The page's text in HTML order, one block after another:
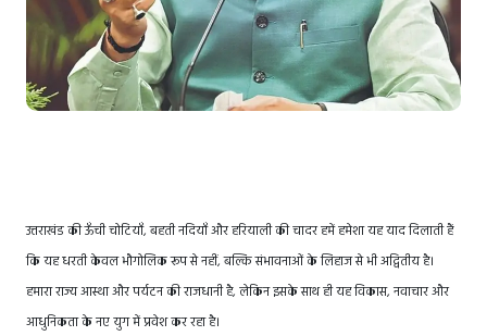
उत्तराखंड की ऊँची चोटियाँ, बहती नदियाँ और हरियाली की चादर हमें हमेशा यह याद दिलाती हैं
कि यह धरती केवल भौगोलिक रूप से नहीं, बल्कि संभावनाओं के लिहाज से भी अद्वितीय है।
हमारा राज्य आस्था और पर्यटन की राजधानी है, लेकिन इसके साथ ही यह विकास, नवाचार और
आधुनिकता के नए युग में प्रवेश कर रहा है।